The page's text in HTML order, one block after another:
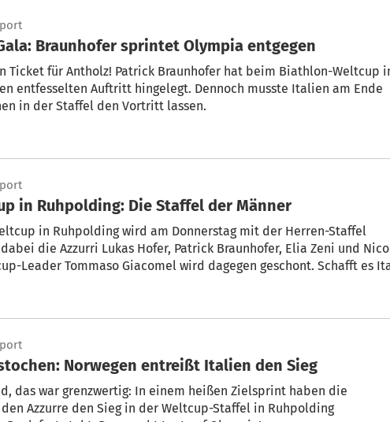
Braunhofer sprintet Olympia entgegen
Ticket für Antholz! Patrick Braunhofer hat beim Biathlon-Weltcup
entfesselten Auftritt hingelegt. Dennoch musste Italien am Ende
in der Staffel den Vortritt lassen.
in Ruhpolding: Die Staffel der Männer
in Ruhpolding wird am Donnerstag mit der Herren-Staffel
die Azzurri Lukas Hofer, Patrick Braunhofer, Elia Zeni und
Leader Tommaso Giacomel wird dagegen geschont. Schafft es
Norwegen entreißt Italien den Sieg
das war grenzwertig: In einem heißen Zielsprint haben die
Azzurre den Sieg in der Weltcup-Staffel in Ruhpolding